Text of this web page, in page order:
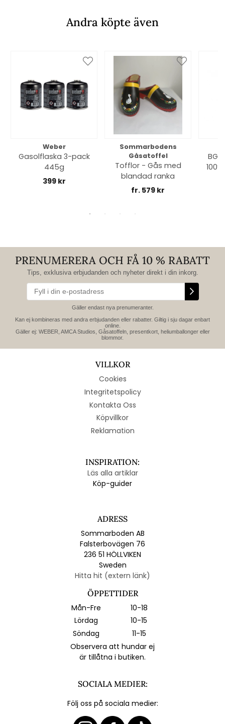
Andra köpte även
Weber
Gasolflaska 3-pack
445g
399 kr
Sommarbodens
Gåsatoffel
Tofflor - Gås med
blandad ranka
fr. 579 kr
PRENUMERERA OCH FÅ 10 % RABATT
Tips, exklusiva erbjudanden och nyheter direkt i din inkorg.
Gäller endast nya prenumeranter.
Kan ej kombineras med andra erbjudanden eller rabatter. Giltig i sju dagar enbart
online.
Gäller ej: WEBER, AMCA Studios, Gåsatoffeln, presentkort, heliumballonger eller
blommor.
VILLKOR
Cookies
Integritetspolicy
Kontakta Oss
Köpvillkor
Reklamation
INSPIRATION:
Läs alla artiklar
Köp-guider
ADRESS
Sommarboden AB
Falsterbovägen 76
236 51 HÖLLVIKEN
Sweden
Hitta hit (extern länk)
ÖPPETTIDER
Mån-Fre
10-18
Lördag
10-15
Söndag
11-15
Observera att hundar ej
är tillåtna i butiken.
SOCIALA MEDIER:
Följ oss på sociala medier: